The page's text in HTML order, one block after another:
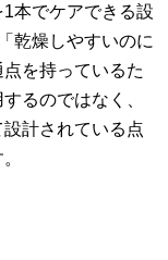
本でケアできる設
乾燥しやすいのに
を持っているた
るのではなく、
計されている点